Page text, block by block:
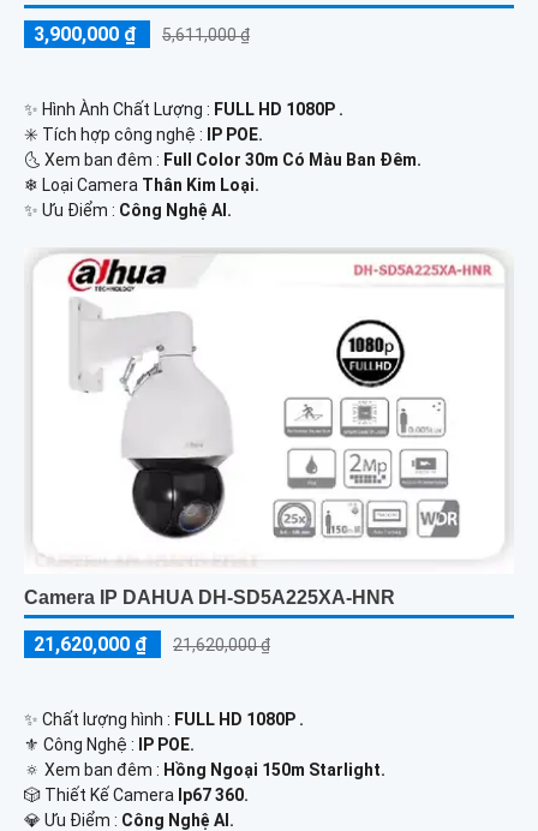
3,900,000 ₫ 5,611,000 ₫
✨ Hình Ành Chất Lượng : FULL HD 1080P .
✳️ Tích hợp công nghệ :
IP POE.
🌜 Xem ban đêm : Full Color 30m Có Màu Ban Đêm.
❄ Loại Camera Thân Kim Loại.
️✨ Ưu Điểm : Công Nghệ AI.
Camera IP DAHUA DH-SD5A225XA-HNR
21,620,000 ₫ 21,620,000 ₫
✨ Chất lượng hình : FULL HD 1080P .
⚜️ Công Nghệ :
IP POE.
🔅 Xem ban đêm : Hồng Ngoại 150m Starlight.
🎲 Thiết Kế Camera Ip67 360.
️💎 Ưu Điểm : Công Nghệ AI.